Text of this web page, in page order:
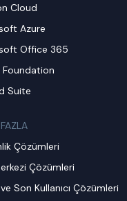
Cloud
Azure
Office 365
Foundation
Suite
Çözümleri
Çözümleri
Son Kullanıcı Çözümleri